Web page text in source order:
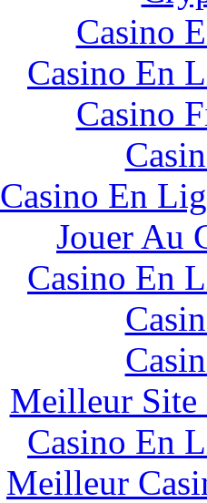
Casino
Casino En
Casino
Casino En
Jouer Au
Casino En
Meilleur Site
Casino En
Meilleur